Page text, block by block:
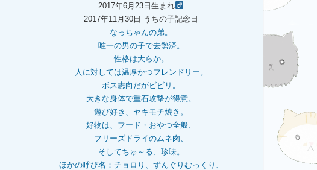
2017年6月23日生まれ
2017年11月30日 うちの子記念日
なっちゃんの弟。
唯一の男の子で去勢済。
性格は大らか。
人に対しては温厚かつフレンドリー。
ボス志向だがビビリ。
大きな身体で重石攻撃が得意。
遊び好き、ヤキモチ焼き。
好物は、フード・おやつ全般、
フリーズドライのムネ肉、
そしてちゅ～る、珍味。
ほかの呼び名：チョロり、ずんぐりむっくり、